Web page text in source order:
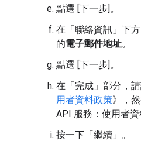
點選 [下一步]。
在「聯絡資訊」 下
的電子郵件地址。
點選 [下一步]。
在「完成」 部分，
用者資料政策》，
API 服務：使用者資
按一下「繼續」 。